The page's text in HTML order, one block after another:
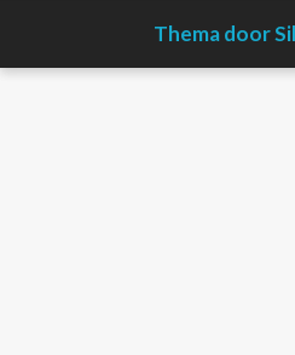
Thema door